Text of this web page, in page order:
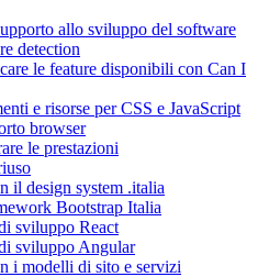
allo sviluppo del software
detection
le feature disponibili con Can I
e risorse per CSS e JavaScript
browser
le prestazioni
il design system .italia
Bootstrap Italia
sviluppo React
sviluppo Angular
i modelli di sito e servizi